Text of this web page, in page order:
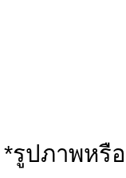
*รูปภาพหรื